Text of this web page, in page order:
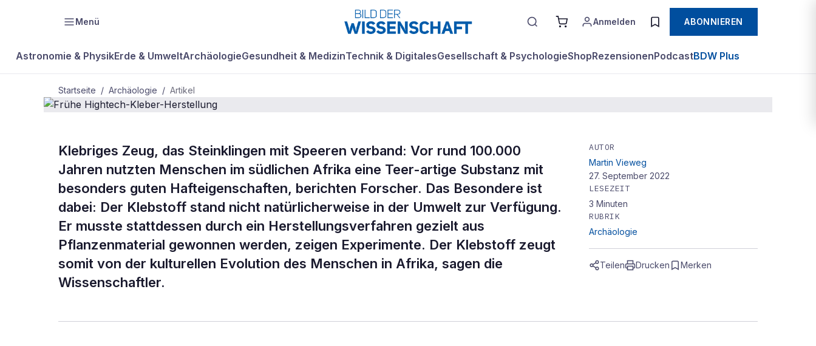
Menü Anmelden ABONNIEREN
Astronomie & PhysikErde & UmweltArchäologieGesundheit & MedizinTechnik & DigitalesGesellschaft & PsychologieShopRezensionenPodcastBDW Plus
Startseite / Archäologie / Artikel
ARCHÄOLOGIE
Frühe Hightech-Kleber-
Herstellung
Klebriges Zeug, das Steinklingen mit Speeren verband: Vor rund 100.000
Jahren nutzten Menschen im südlichen Afrika eine Teer-artige Substanz mit
besonders guten Hafteigenschaften, berichten Forscher. Das Besondere ist
dabei: Der Klebstoff stand nicht natürlicherweise in der Umwelt zur Verfügung.
Er musste stattdessen durch ein Herstellungsverfahren gezielt aus
Pflanzenmaterial gewonnen werden, zeigen Experimente. Der Klebstoff zeugt
somit von der kulturellen Evolution des Menschen in Afrika, sagen die
Wissenschaftler.
AUTOR
Martin Vieweg
27. September 2022
LESEZEIT
3 Minuten
RUBRIK
Archäologie
Teilen Drucken Merken